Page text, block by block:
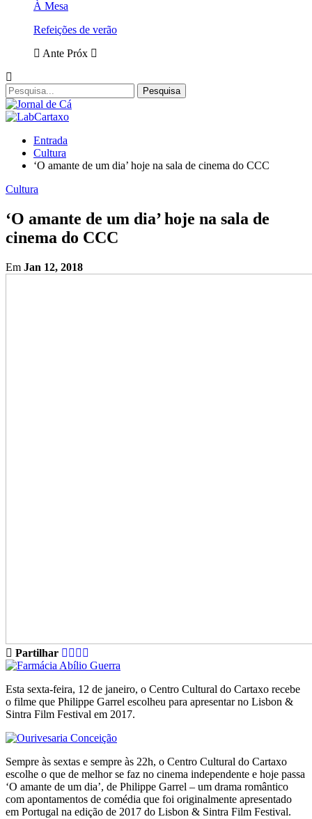
À Mesa
Refeições de verão
Ante Próx
Entrada
Cultura
‘O amante de um dia’ hoje na sala de cinema do CCC
Cultura
‘O amante de um dia’ hoje na sala de
cinema do CCC
Em Jan 12, 2018
Partilhar
Esta sexta-feira, 12 de janeiro, o Centro Cultural do Cartaxo recebe
o filme que Philippe Garrel escolheu para apresentar no Lisbon &
Sintra Film Festival em 2017.
Sempre às sextas e sempre às 22h, o Centro Cultural do Cartaxo
escolhe o que de melhor se faz no cinema independente e hoje passa
‘O amante de um dia’, de Philippe Garrel – um drama romântico
com apontamentos de comédia que foi originalmente apresentado
em Portugal na edição de 2017 do Lisbon & Sintra Film Festival.